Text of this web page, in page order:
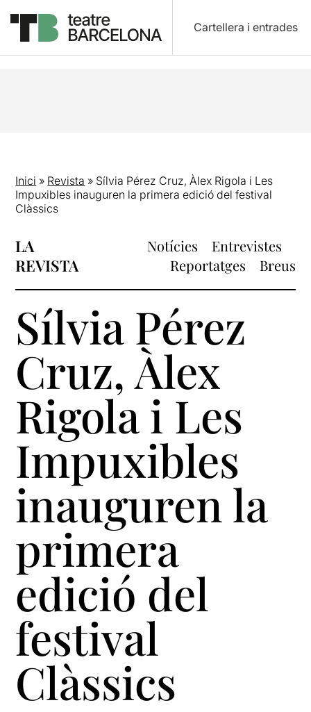
Cartellera i entrades
Inici » Revista » Sílvia Pérez Cruz, Àlex Rigola i Les
Impuxibles inauguren la primera edició del festival
Clàssics
LA
REVISTA
Notícies
Entrevistes
Reportatges
Breus
Sílvia Pérez
Cruz, Àlex
Rigola i Les
Impuxibles
inauguren la
primera
edició del
festival
Clàssics